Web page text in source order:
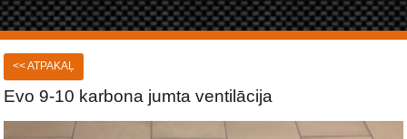
<< ATPAKAĻ
Evo 9-10 karbona jumta ventilācija